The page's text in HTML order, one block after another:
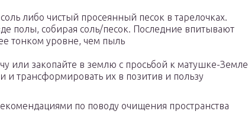
либо чистый просеянный песок в тарелочках.
полы, собирая соль/песок. Последние впитывают
тонком уровне, чем пыль
или закопайте в землю с просьбой к матушке-Земле
и трансформировать их в позитив и пользу
по поводу очищения пространства